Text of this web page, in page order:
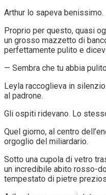
Arthur lo sapeva benissimo.
Proprio per questo, quasi
un grosso mazzetto di
perfettamente pulito e
— Sembra che tu abbia
Leyla raccoglieva in
al padrone.
Gli ospiti ridevano. Lo
Quel giorno, al centro
orgoglio del miliardario.
Sotto una cupola di vetro
un incredibile abito rosso-
tempestato di pietre